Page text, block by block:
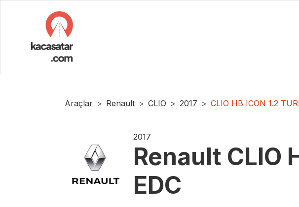
Araçlar Renault CLIO 2017 CLIO HB ICON 1.2
2017
Renault CLIO
EDC